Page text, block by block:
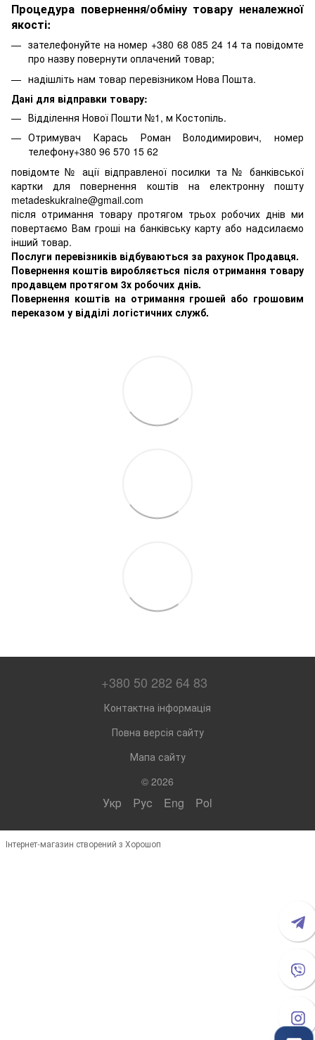
Процедура повернення/обміну товару неналежної
якості:
зателефонуйте на номер +380 68 085 24 14 та повідомте
про назву повернути оплачений товар;
надішліть нам товар перевізником Нова Пошта.
Дані для відправки товару:
Відділення Нової Пошти №1, м Костопіль.
Отримувач Карась Роман Володимирович, номер
телефону+380 96 570 15 62
повідомте № ації відправленої посилки та № банківської
картки для повернення коштів на електронну пошту
metadeskukraine@gmail.com
після отримання товару протягом трьох робочих днів ми
повертаємо Вам гроші на банківську карту або надсилаємо
інший товар.
Послуги перевізників відбуваються за рахунок Продавця.
Повернення коштів виробляється після отримання товару
продавцем протягом 3х робочих днів.
Повернення коштів на отримання грошей або грошовим
переказом у відділі логістичних служб.
+380 50 282 64 83
Контактна інформація
Повна версія сайту
Мапа сайту
© 2026
Укр Рус Eng Pol
Інтернет-магазин створений з Хорошоп